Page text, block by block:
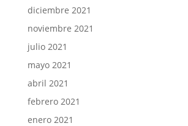
diciembre 2021
noviembre 2021
julio 2021
mayo 2021
abril 2021
febrero 2021
enero 2021